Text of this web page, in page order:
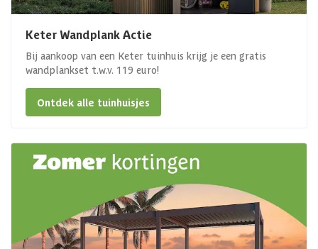
Keter Wandplank Actie
Bij aankoop van een Keter tuinhuis krijg je een gratis
wandplankset t.w.v. 119 euro!
Ontdek alle tuinhuisjes